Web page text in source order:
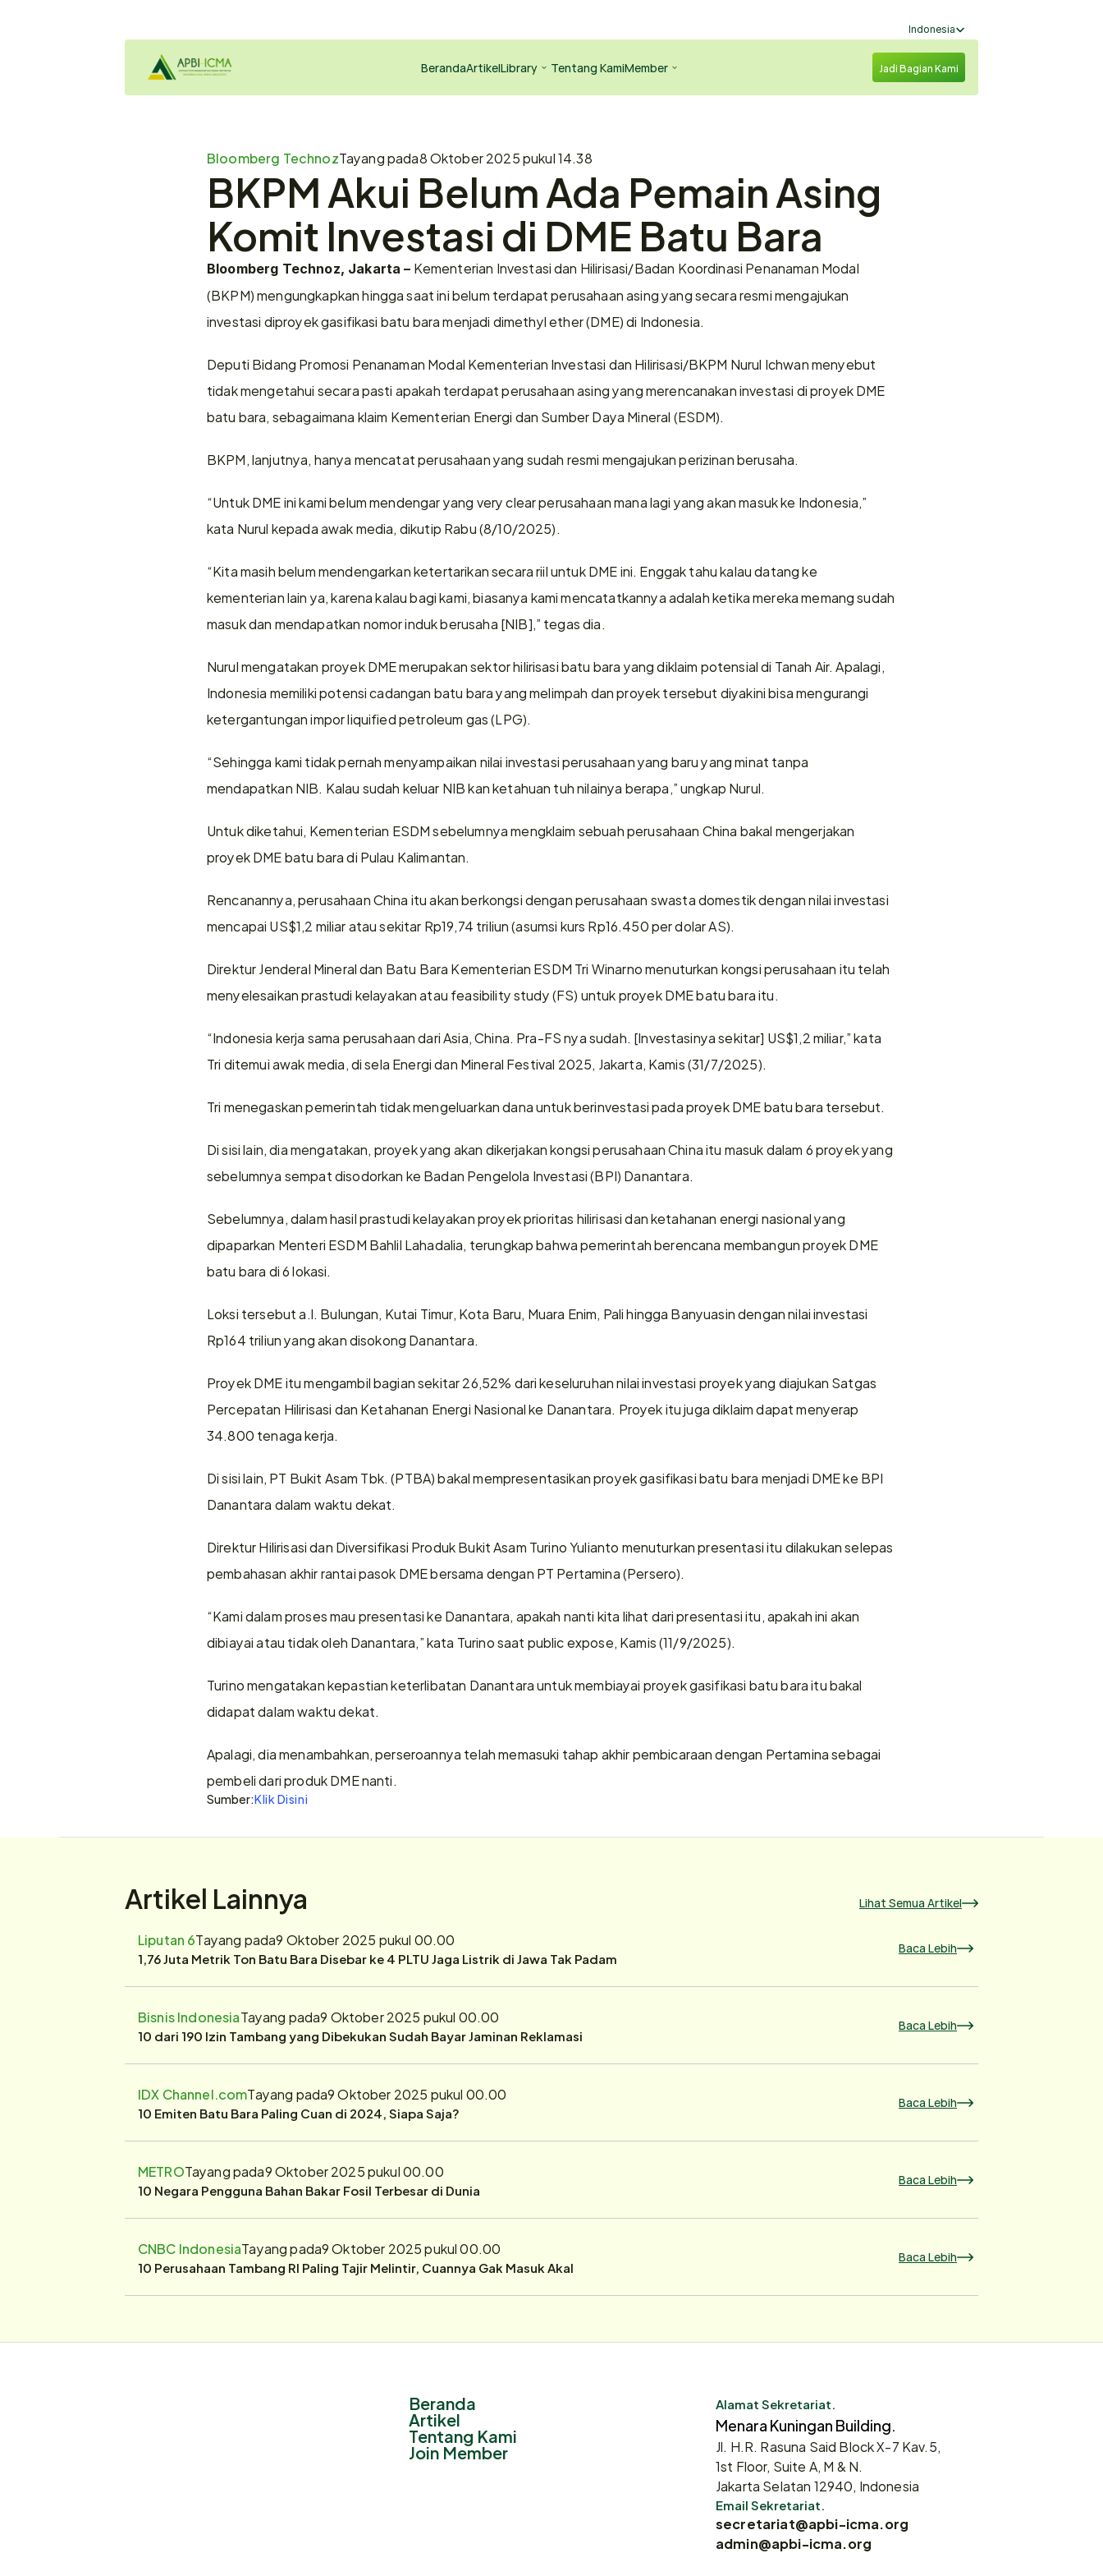
Select Language
Indonesia
BerandaArtikelLibrary Tentang KamiMember Jadi Bagian Kami
Bloomberg TechnozTayang pada8 Oktober 2025 pukul 14.38
BKPM Akui Belum Ada Pemain Asing
Komit Investasi di DME Batu Bara
Bloomberg Technoz, Jakarta – Kementerian Investasi dan Hilirisasi/Badan Koordinasi Penanaman Modal
(BKPM) mengungkapkan hingga saat ini belum terdapat perusahaan asing yang secara resmi mengajukan
investasi diproyek gasifikasi batu bara menjadi dimethyl ether (DME) di Indonesia.
Deputi Bidang Promosi Penanaman Modal Kementerian Investasi dan Hilirisasi/BKPM Nurul Ichwan menyebut
tidak mengetahui secara pasti apakah terdapat perusahaan asing yang merencanakan investasi di proyek DME
batu bara, sebagaimana klaim Kementerian Energi dan Sumber Daya Mineral (ESDM).
BKPM, lanjutnya, hanya mencatat perusahaan yang sudah resmi mengajukan perizinan berusaha.
“Untuk DME ini kami belum mendengar yang very clear perusahaan mana lagi yang akan masuk ke Indonesia,”
kata Nurul kepada awak media, dikutip Rabu (8/10/2025).
“Kita masih belum mendengarkan ketertarikan secara riil untuk DME ini. Enggak tahu kalau datang ke
kementerian lain ya, karena kalau bagi kami, biasanya kami mencatatkannya adalah ketika mereka memang sudah
masuk dan mendapatkan nomor induk berusaha [NIB],” tegas dia.
Nurul mengatakan proyek DME merupakan sektor hilirisasi batu bara yang diklaim potensial di Tanah Air. Apalagi,
Indonesia memiliki potensi cadangan batu bara yang melimpah dan proyek tersebut diyakini bisa mengurangi
ketergantungan impor liquified petroleum gas (LPG).
“Sehingga kami tidak pernah menyampaikan nilai investasi perusahaan yang baru yang minat tanpa
mendapatkan NIB. Kalau sudah keluar NIB kan ketahuan tuh nilainya berapa,” ungkap Nurul.
Untuk diketahui, Kementerian ESDM sebelumnya mengklaim sebuah perusahaan China bakal mengerjakan
proyek DME batu bara di Pulau Kalimantan.
Rencanannya, perusahaan China itu akan berkongsi dengan perusahaan swasta domestik dengan nilai investasi
mencapai US$1,2 miliar atau sekitar Rp19,74 triliun (asumsi kurs Rp16.450 per dolar AS).
Direktur Jenderal Mineral dan Batu Bara Kementerian ESDM Tri Winarno menuturkan kongsi perusahaan itu telah
menyelesaikan prastudi kelayakan atau feasibility study (FS) untuk proyek DME batu bara itu.
“Indonesia kerja sama perusahaan dari Asia, China. Pra-FS nya sudah. [Investasinya sekitar] US$1,2 miliar,” kata
Tri ditemui awak media, di sela Energi dan Mineral Festival 2025, Jakarta, Kamis (31/7/2025).
Tri menegaskan pemerintah tidak mengeluarkan dana untuk berinvestasi pada proyek DME batu bara tersebut.
Di sisi lain, dia mengatakan, proyek yang akan dikerjakan kongsi perusahaan China itu masuk dalam 6 proyek yang
sebelumnya sempat disodorkan ke Badan Pengelola Investasi (BPI) Danantara.
Sebelumnya, dalam hasil prastudi kelayakan proyek prioritas hilirisasi dan ketahanan energi nasional yang
dipaparkan Menteri ESDM Bahlil Lahadalia, terungkap bahwa pemerintah berencana membangun proyek DME
batu bara di 6 lokasi.
Loksi tersebut a.l. Bulungan, Kutai Timur, Kota Baru, Muara Enim, Pali hingga Banyuasin dengan nilai investasi
Rp164 triliun yang akan disokong Danantara.
Proyek DME itu mengambil bagian sekitar 26,52% dari keseluruhan nilai investasi proyek yang diajukan Satgas
Percepatan Hilirisasi dan Ketahanan Energi Nasional ke Danantara. Proyek itu juga diklaim dapat menyerap
34.800 tenaga kerja.
Di sisi lain, PT Bukit Asam Tbk. (PTBA) bakal mempresentasikan proyek gasifikasi batu bara menjadi DME ke BPI
Danantara dalam waktu dekat.
Direktur Hilirisasi dan Diversifikasi Produk Bukit Asam Turino Yulianto menuturkan presentasi itu dilakukan selepas
pembahasan akhir rantai pasok DME bersama dengan PT Pertamina (Persero).
“Kami dalam proses mau presentasi ke Danantara, apakah nanti kita lihat dari presentasi itu, apakah ini akan
dibiayai atau tidak oleh Danantara,” kata Turino saat public expose, Kamis (11/9/2025).
Turino mengatakan kepastian keterlibatan Danantara untuk membiayai proyek gasifikasi batu bara itu bakal
didapat dalam waktu dekat.
Apalagi, dia menambahkan, perseroannya telah memasuki tahap akhir pembicaraan dengan Pertamina sebagai
pembeli dari produk DME nanti.
Sumber:Klik Disini
Artikel Lainnya Lihat Semua Artikel
Liputan 6Tayang pada9 Oktober 2025 pukul 00.00
1,76 Juta Metrik Ton Batu Bara Disebar ke 4 PLTU Jaga Listrik di Jawa Tak Padam Baca Lebih
Bisnis IndonesiaTayang pada9 Oktober 2025 pukul 00.00
10 dari 190 Izin Tambang yang Dibekukan Sudah Bayar Jaminan Reklamasi Baca Lebih
IDX Channel.comTayang pada9 Oktober 2025 pukul 00.00
10 Emiten Batu Bara Paling Cuan di 2024, Siapa Saja? Baca Lebih
METROTayang pada9 Oktober 2025 pukul 00.00
10 Negara Pengguna Bahan Bakar Fosil Terbesar di Dunia Baca Lebih
CNBC IndonesiaTayang pada9 Oktober 2025 pukul 00.00
10 Perusahaan Tambang RI Paling Tajir Melintir, Cuannya Gak Masuk Akal Baca Lebih
Beranda
Artikel
Tentang Kami
Join Member
Alamat Sekretariat.
Menara Kuningan Building.
Jl. H.R. Rasuna Said Block X-7 Kav.5,
1st Floor, Suite A, M & N.
Jakarta Selatan 12940, Indonesia
Email Sekretariat.
secretariat@apbi-icma.org
admin@apbi-icma.org